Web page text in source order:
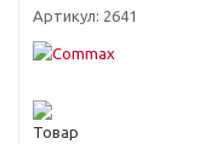
Артикул: 2641